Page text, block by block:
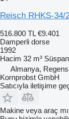
Reisch RHKS-34/
516.800 TL €9.401
Damperli dorse
1992
Hacim 32 m³
Almanya,
Kornprobst GmbH
Satıcıyla iletişime
Makine veya araç